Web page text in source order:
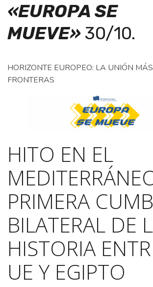
«EUROPA SE
MUEVE» 30/10.
HORIZONTE EUROPEO: LA UNIÓN
FRONTERAS
HITO EN EL
PRIMERA
BILATERAL DE
HISTORIA
UE Y EGIPTO